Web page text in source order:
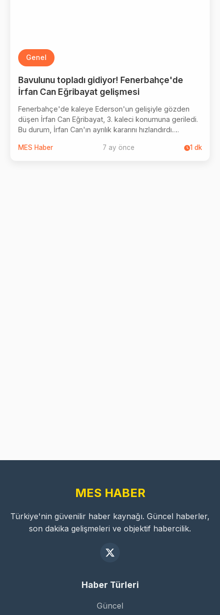
Genel
Bavulunu topladı gidiyor! Fenerbahçe'de
İrfan Can Eğribayat gelişmesi
Fenerbahçe'de kaleye Ederson'un gelişiyle gözden
düşen İrfan Can Eğribayat, 3. kaleci konumuna geriledi.
Bu durum, İrfan Can'ın ayrılık kararını hızlandırdı.
Fenerbahçe ile 1.5 yıl daha sözleşmesi bulunan
MES Haber 7 ay önce 1 dk
MES HABER
Türkiye'nin güvenilir haber kaynağı. Güncel haberler,
son dakika gelişmeleri ve objektif habercilik.
Haber Türleri
Güncel